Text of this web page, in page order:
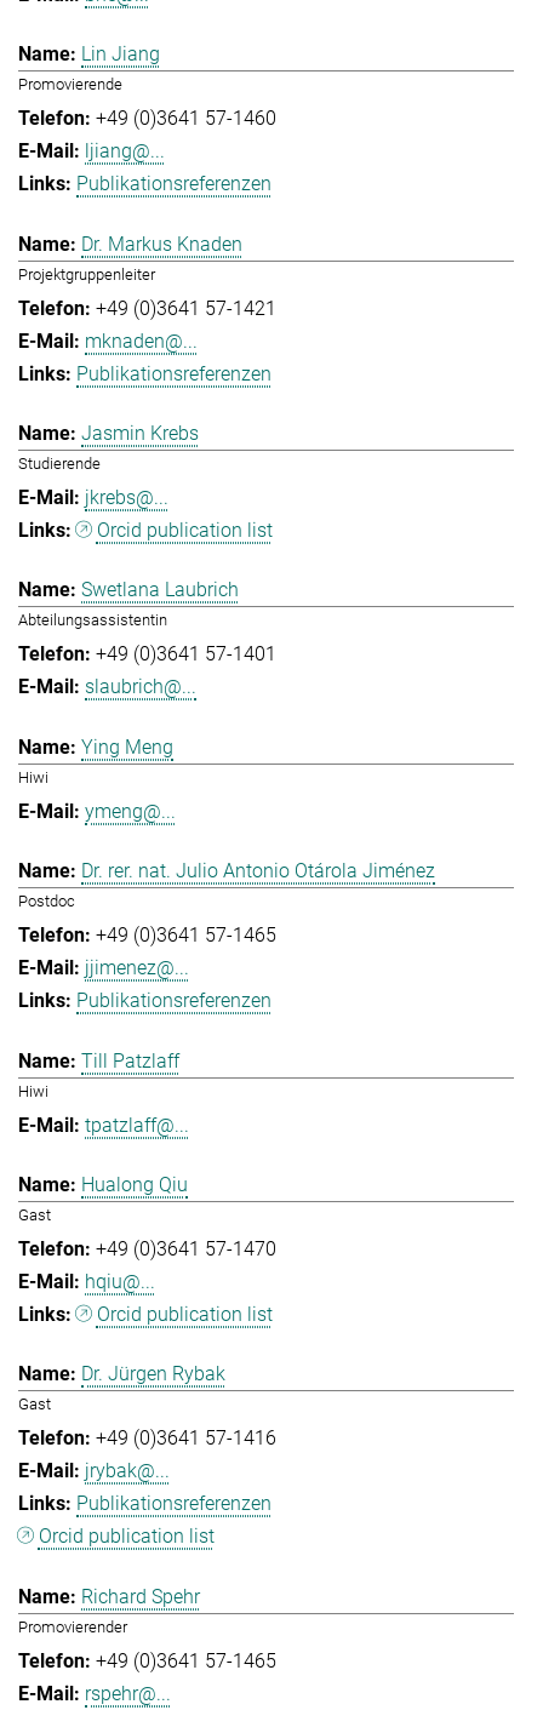
Lin Jiang
Promovierende
+49 (0)3641 57-1460
ljiang@...
Publikationsreferenzen
Dr. Markus Knaden
Projektgruppenleiter
+49 (0)3641 57-1421
mknaden@...
Publikationsreferenzen
Jasmin Krebs
Studierende
jkrebs@...
Orcid publication list
Swetlana Laubrich
Abteilungsassistentin
+49 (0)3641 57-1401
slaubrich@...
Ying Meng
Hiwi
ymeng@...
Dr. rer. nat. Julio Antonio Otárola Jiménez
Postdoc
+49 (0)3641 57-1465
jjimenez@...
Publikationsreferenzen
Till Patzlaff
Hiwi
tpatzlaff@...
Hualong Qiu
Gast
+49 (0)3641 57-1470
hqiu@...
Orcid publication list
Dr. Jürgen Rybak
Gast
+49 (0)3641 57-1416
jrybak@...
Publikationsreferenzen
Orcid publication list
Richard Spehr
Promovierender
+49 (0)3641 57-1465
rspehr@...